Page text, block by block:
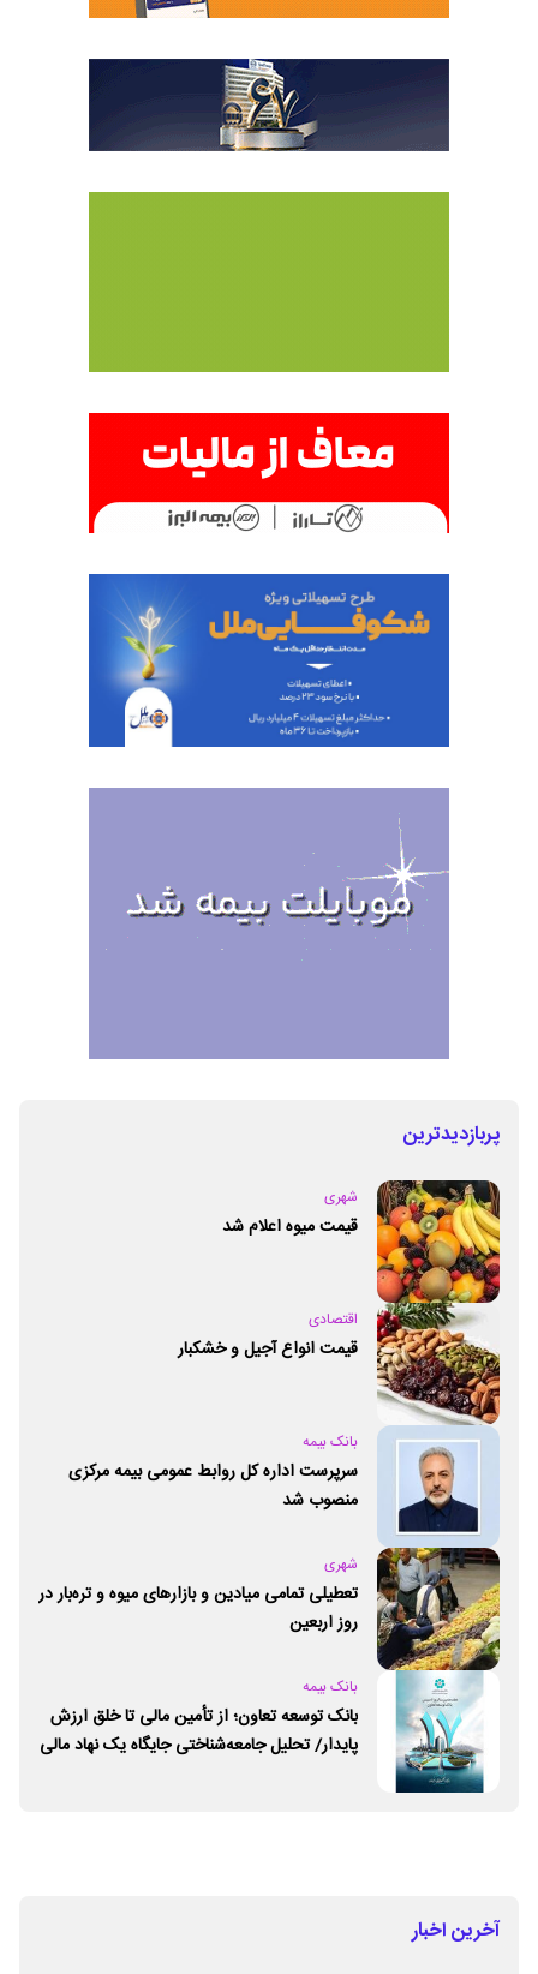
پربازدیدترین
شهری
قیمت میوه اعلام شد
اقتصادی
قیمت انواع آجیل و خشکبار
بانک بیمه
سرپرست اداره کل روابط عمومی بیمه مرکزی
منصوب شد
شهری
تعطیلی تمامی میادین و بازارهای میوه و تره‌بار در
روز اربعین
بانک بیمه
بانک توسعه تعاون؛ از تأمین مالی تا خلق ارزش
پایدار/ تحلیل جامعه‌شناختی جایگاه یک نهاد مالی
آخرین اخبار